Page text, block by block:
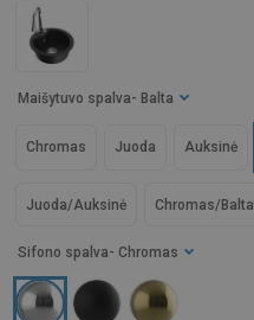
Sifono spalva - Chromas
Maišytuvo spalva - Balta
Juoda
Chromas Auksinė
Chromas/Balta
Juoda/Auksinė